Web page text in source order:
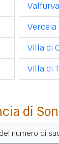
Valfurva
Verceia
Villa di
Villa di
di
numero di